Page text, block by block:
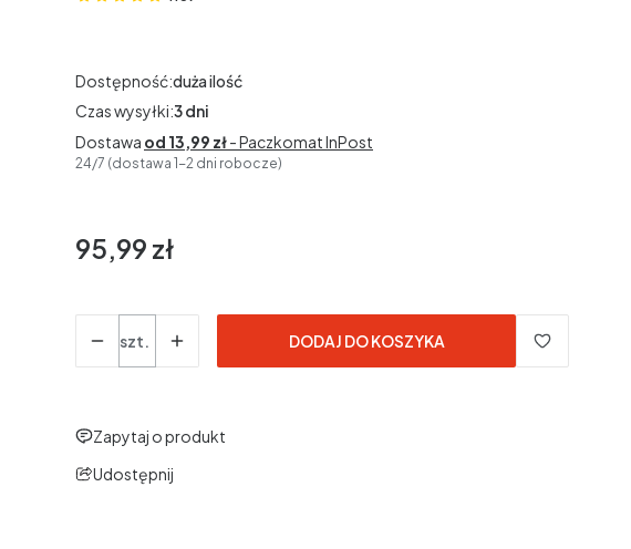
Dostępność:duża ilość
Czas wysyłki:3 dni
Dostawa od 13,99 zł- Paczkomat InPost
24/7 (dostawa 1-2 dni robocze)
Cena
95,99 zł
szt.
DODAJ DO KOSZYKA
Zapytaj o produkt
Udostępnij